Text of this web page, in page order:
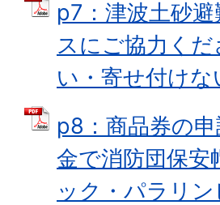
p7：津波土砂
スにご協力く
い・寄せ付け
p8：商品券の
金で消防団保
ック・パラリ